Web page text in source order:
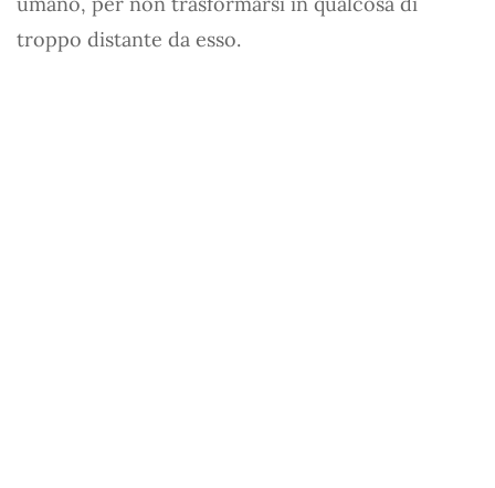
troppo distante da esso.